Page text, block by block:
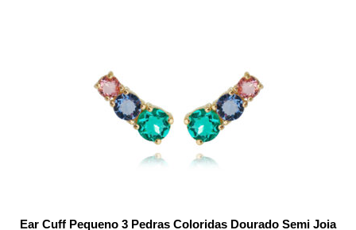
Ear Cuff Pequeno 3 Pedras Coloridas Dourado Semi Joia